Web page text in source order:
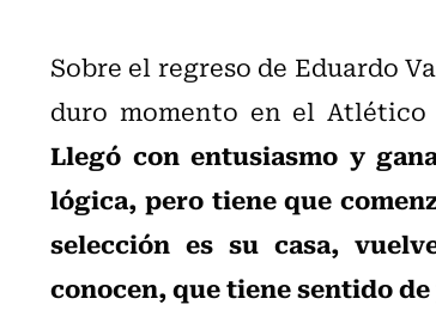
Sobre el regreso de Eduardo
duro momento en el
Llegó con entusiasmo y
lógica, pero tiene que
selección es su casa,
conocen, que tiene sentido